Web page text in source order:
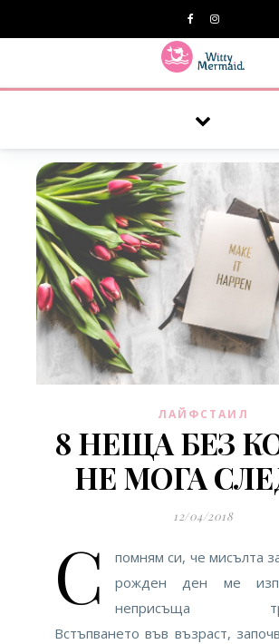
ЛАЙФСТАИЛ
8 НЕЩА БЕЗ
НЕ МОГА
12/04/2018
С
помням си, че мисълта
рожден ден ме
неприсъща
Встъпването във възраст,